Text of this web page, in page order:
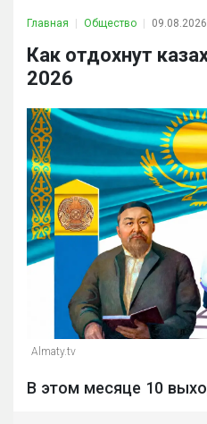
Главная Общество
Как отдохнут
2026
Almaty.tv
В этом месяце 10